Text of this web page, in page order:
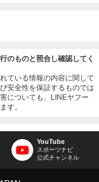
のものと照合し確認してく
ている情報の内容に関して
安全性を保証するものでは
についても、LINEヤフー
す。
YouTube
スポーツナビ
公式チャンネル